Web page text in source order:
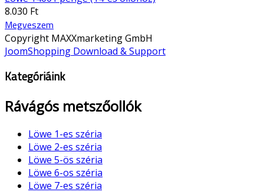
8.030 Ft
Megveszem
Copyright MAXXmarketing GmbH
JoomShopping Download & Support
Kategóriáink
Rávágós metszőollók
Löwe 1-es széria
Löwe 2-es széria
Löwe 5-ös széria
Löwe 6-os széria
Löwe 7-es széria